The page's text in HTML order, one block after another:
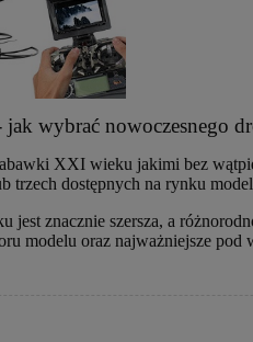
wybrać nowoczesnego
XXI wieku jakimi bez
trzech dostępnych na rynku
jest znacznie szersza, a
modelu oraz najważniejsze